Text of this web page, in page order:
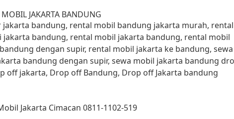
MOBIL JAKARTA BANDUNG
jakarta bandung, rental mobil bandung jakarta murah, rental
jakarta bandung, rental mobil jakarta bandung, rental mobil
dengan supir, rental mobil jakarta ke bandung, sewa
bandung dengan supir, sewa mobil jakarta bandung
off jakarta, Drop off Bandung, Drop off Jakarta bandung
Jakarta Cimacan 0811-1102-519